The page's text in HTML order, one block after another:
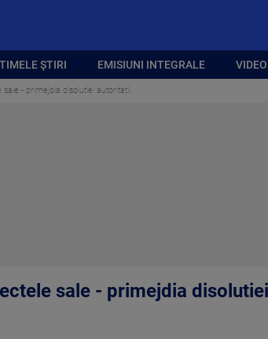
ȘTIRI EMISIUNI INTEGRALE VIDEO
- primejdia disolutiei autoritatii
sale - primejdia